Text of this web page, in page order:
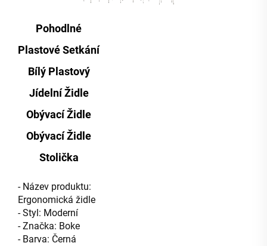
Pohodlné
Plastové Setkání
Bílý Plastový
Jídelní Židle
Obývací Židle
Obývací Židle
Stolička
- Název produktu:
Ergonomická židle
- Styl: Moderní
- Značka: Boke
- Barva: Černá